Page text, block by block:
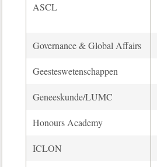
ASCL
Governance & Global Affairs
Geesteswetenschappen
Geneeskunde/LUMC
Honours Academy
ICLON